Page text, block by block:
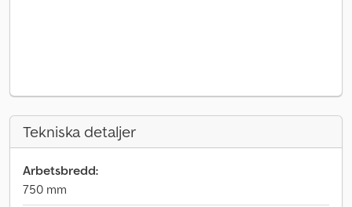
Tekniska detaljer
Arbetsbredd:
750 mm